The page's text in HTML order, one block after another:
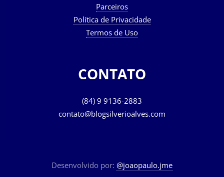
Parceiros
Política de Privacidade
Termos de Uso
CONTATO
(84) 9 9136-2883
contato@blogsilverioalves.com
Desenvolvido por: @joaopaulo.jme